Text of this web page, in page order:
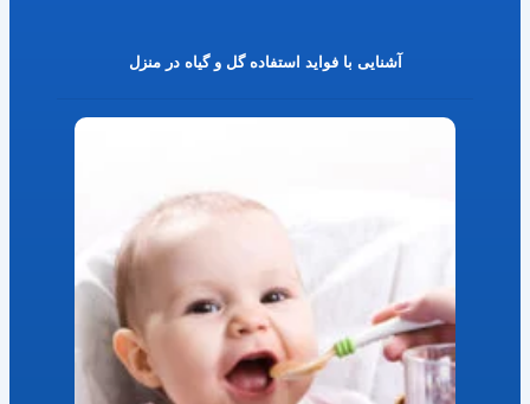
آشنایی با فواید استفاده گل و گیاه در منزل